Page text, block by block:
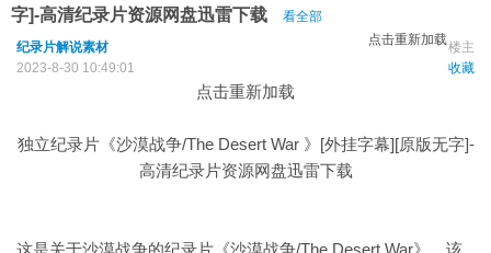
字]-高清纪录片资源网盘迅雷下载
看全部
点击重新加载楼主
纪录片解说素材
收藏
2023-8-30 10:49:01
点击重新加载
独立纪录片《沙漠战争/The Desert War 》[外挂字幕][原版无字]-
高清纪录片资源网盘迅雷下载
这是关于沙漠战争的纪录片《沙漠战争/The Desert War》。该